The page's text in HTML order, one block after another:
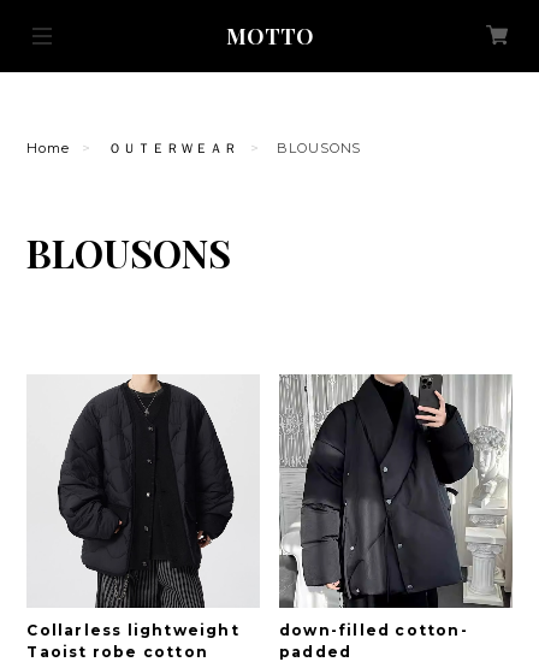
MOTTO
Home ＯＵＴＥＲＷＥＡＲ BLOUSONS
BLOUSONS
Collarless lightweight
Taoist robe cotton
down-filled cotton-
padded